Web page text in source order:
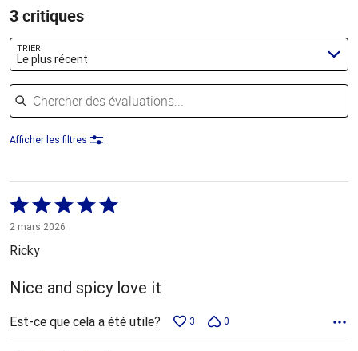
3 critiques
TRIER
Le plus récent
Chercher des évaluations
Afficher les filtres
Coté
5 sur
5
2 mars 2026
Ricky
Nice and spicy love it
Est-ce que cela a été utile? 3 0